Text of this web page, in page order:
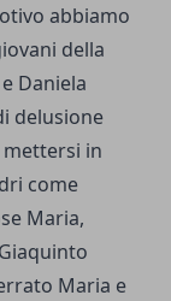
abbiamo
della
Daniela
delusione
in
come
Maria,
Maria e